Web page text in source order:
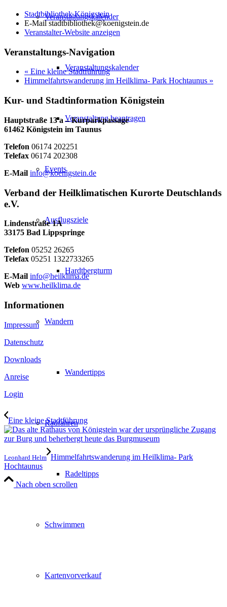
Veranstaltungskalender
Veranstaltungskalender
Veranstaltung beantragen
Events
Ausflugsziele
Hardtbergturm
Wandern
Wandertipps
Radfahren
Radeltipps
Schwimmen
Kartenvorverkauf
Stadtbibliothek Königstein
E-Mailstadtbibliothek@koenigstein.de
Veranstalter-Website anzeigen
Veranstaltungs-Navigation
« Eine kleine Stadtführung
Himmelfahrtswanderung im Heilklima- Park Hochtaunus »
Kur- und Stadtinformation Königstein
Hauptstraße 13 a – Kurparkpassage
61462 Königstein im Taunus
Telefon 06174 202251
Telefax 06174 202308
E-Mail info@koenigstein.de
Verband der Heilklimatischen Kurorte Deutschlands
e.V.
Lindenstraße 1A
33175 Bad Lippspringe
Telefon 05252 26265
Telefax 05251 1322733265
E-Mail info@heilklima.de
Web www.heilklima.de
Informationen
Impressum
Datenschutz
Downloads
Anreise
Login
Eine kleine Stadtführung
Leonhard Helm Himmelfahrtswanderung im Heilklima- Park
Hochtaunus
Nach oben scrollen